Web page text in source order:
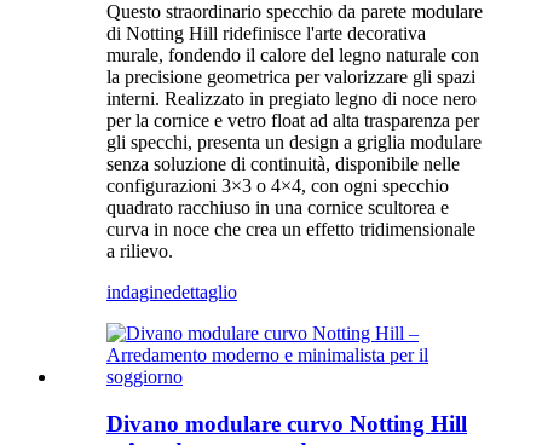
Questo straordinario specchio da parete modulare
di Notting Hill ridefinisce l'arte decorativa
murale, fondendo il calore del legno naturale con
la precisione geometrica per valorizzare gli spazi
interni. Realizzato in pregiato legno di noce nero
per la cornice e vetro float ad alta trasparenza per
gli specchi, presenta un design a griglia modulare
senza soluzione di continuità, disponibile nelle
configurazioni 3×3 o 4×4, con ogni specchio
quadrato racchiuso in una cornice scultorea e
curva in noce che crea un effetto tridimensionale
a rilievo.
indaginedettaglio
Divano modulare curvo Notting Hill